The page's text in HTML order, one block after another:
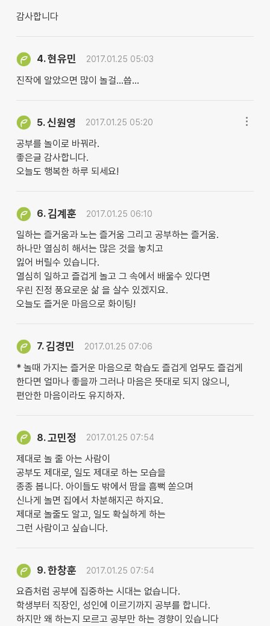
감사합니다
4.현유민 2017.01.25 05:03
진작에 알았으면 많이 놀걸...씁...
5.신원영 2017.01.25 05:20
공부를 놀이로 바꿔라.
좋은글 감사합니다.
오늘도 행복한 하루 되세요!
6.김계훈 2017.01.25 06:10
일하는 즐거움과 노는 즐거움 그리고 공부하는 즐거움.
하나만 열심히 해서는 많은 것을 놓치고
잃어 버릴수 있습니다.
열심히 일하고 즐겁게 놀고 그 속에서 배울수 있다면
우린 진정 풍요로운 삶 을 살수 있겠지요.
오늘도 즐거운 마음으로 화이팅!
7.김경민 2017.01.25 07:06
* 놀때 가지는 즐거운 마음으로 학습도 즐겁게 업무도 즐겁게
한다면 얼마나 좋을까 그러나 마음은 뜻대로 되지 않으니,
편안한 마음이라도 유지하자.
8.고민정 2017.01.25 07:54
제대로 놀 줄 아는 사람이
공부도 제대로, 일도 제대로 하는 모습을
종종 봅니다. 아이들도 밖에서 땀을 흠뻑 쏟으며
신나게 놀면 집에서 차분해지곤 하지요.
제대로 놀줄도 알고, 일도 확실하게 하는
그런 사람이고 싶습니다.
9.한창훈 2017.01.25 07:54
요즘처럼 공부에 집중하는 시대는 없습니다.
학생부터 직장인, 성인에 이르기까지 공부를 합니다.
하지만 왜 하는지 모르고 공부만 하는 경향이 있습니다